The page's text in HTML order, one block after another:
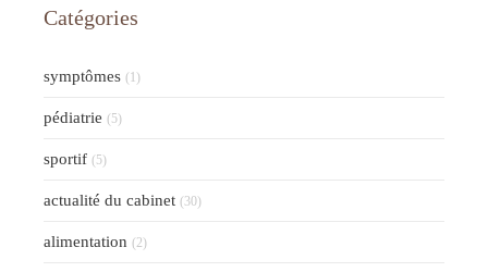
Catégories
symptômes (1)
pédiatrie (5)
sportif (5)
actualité du cabinet (30)
alimentation (2)